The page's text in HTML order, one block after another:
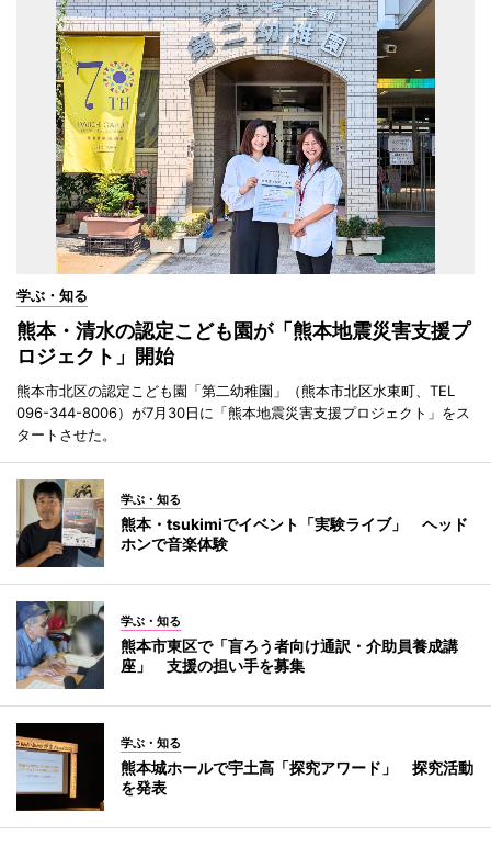
学ぶ・知る
熊本・清水の認定こども園が「熊本地震災害支援プ
ロジェクト」開始
熊本市北区の認定こども園「第二幼稚園」（熊本市北区水東町、TEL
096-344-8006）が7月30日に「熊本地震災害支援プロジェクト」をス
タートさせた。
学ぶ・知る
熊本・tsukimiでイベント「実験ライブ」 ヘッド
ホンで音楽体験
学ぶ・知る
熊本市東区で「盲ろう者向け通訳・介助員養成講
座」 支援の担い手を募集
学ぶ・知る
熊本城ホールで宇土高「探究アワード」 探究活動
を発表